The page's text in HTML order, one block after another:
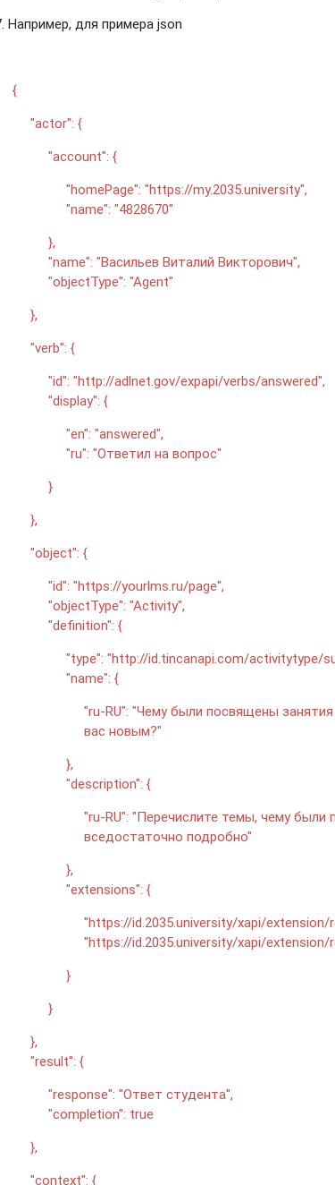
Например, для примера json
{
"actor": {
"account": {
"homePage": "https://my.2035.university",
"name": "4828670"
},
"name": "Васильев Виталий Викторович",
"objectType": "Agent"
},
"verb": {
"id": "http://adlnet.gov/expapi/verbs/answered",
"display": {
"en": "answered",
"ru": "Ответил на вопрос"
}
},
"object": {
"id": "https://yourlms.ru/page",
"objectType": "Activity",
"definition": {
"type": "http://id.tincanapi.com/activitytype/
"name": {
"ru-RU": "Чему были посвящены
вас новым?"
},
"description": {
"ru-RU": "Перечислите темы, чему
вседостаточно подробно"
},
"extensions": {
"https://id.2035.university/xapi/extension/
"https://id.2035.university/xapi/
}
}
},
"result": {
"response": "Ответ студента",
"completion": true
},
"context": {